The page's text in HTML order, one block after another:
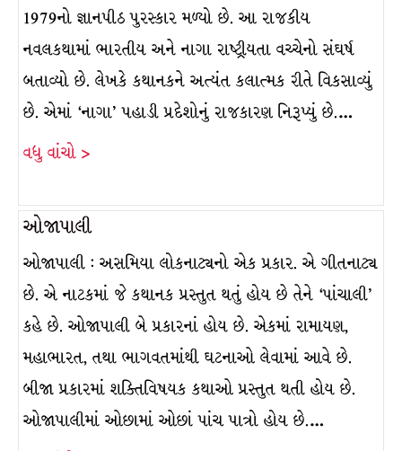
1979નો જ્ઞાનપીઠ પુરસ્કાર મળ્યો છે. આ રાજકીય
નવલકથામાં ભારતીય અને નાગા રાષ્ટ્રીયતા વચ્ચેનો સંઘર્ષ
બતાવ્યો છે. લેખકે કથાનકને અત્યંત કલાત્મક રીતે વિકસાવ્યું
છે. એમાં ‘નાગા’ પહાડી પ્રદેશોનું રાજકારણ નિરૂપ્યું છે.…
વધુ વાંચો >
ઓજાપાલી
ઓજાપાલી : અસમિયા લોકનાટ્યનો એક પ્રકાર. એ ગીતનાટ્ય
છે. એ નાટકમાં જે કથાનક પ્રસ્તુત થતું હોય છે તેને ‘પાંચાલી’
કહે છે. ઓજાપાલી બે પ્રકારનાં હોય છે. એકમાં રામાયણ,
મહાભારત, તથા ભાગવતમાંથી ઘટનાઓ લેવામાં આવે છે.
બીજા પ્રકારમાં શક્તિવિષયક કથાઓ પ્રસ્તુત થતી હોય છે.
ઓજાપાલીમાં ઓછામાં ઓછાં પાંચ પાત્રો હોય છે.…